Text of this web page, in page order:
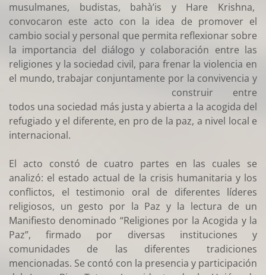
musulmanes, budistas, bahà’is y Hare Krishna,
convocaron este acto con la idea de promover el
cambio social y personal que permita reflexionar sobre
la importancia del diálogo y colaboración entre las
religiones y la sociedad civil, para frenar la violencia en
el mundo, trabajar conjuntamente por la convivencia y
construir entre
todos una sociedad más justa y abierta a la acogida del
refugiado y el diferente, en pro de la paz, a nivel local e
internacional.
El acto constó de cuatro partes en las cuales se
analizó: el estado actual de la crisis humanitaria y los
conflictos, el testimonio oral de diferentes líderes
religiosos, un gesto por la Paz y la lectura de un
Manifiesto denominado “Religiones por la Acogida y la
Paz”, firmado por diversas instituciones y
comunidades de las diferentes tradiciones
mencionadas. Se contó con la presencia y participación